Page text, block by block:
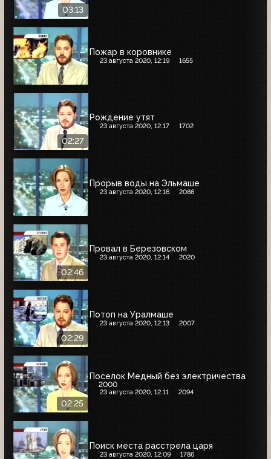
03:13
Пожар в коровнике
23 августа 2020, 12:19 1655
02:27
Рождение утят
23 августа 2020, 12:17 1702
Прорыв воды на Эльмаше
23 августа 2020, 12:16 2086
02:46
Провал в Березовском
23 августа 2020, 12:14 2020
02:29
Потоп на Уралмаше
23 августа 2020, 12:13 2007
02:25
Поселок Медный без электричества
2000
23 августа 2020, 12:11 2094
Поиск места расстрела царя
23 августа 2020, 12:09 1786